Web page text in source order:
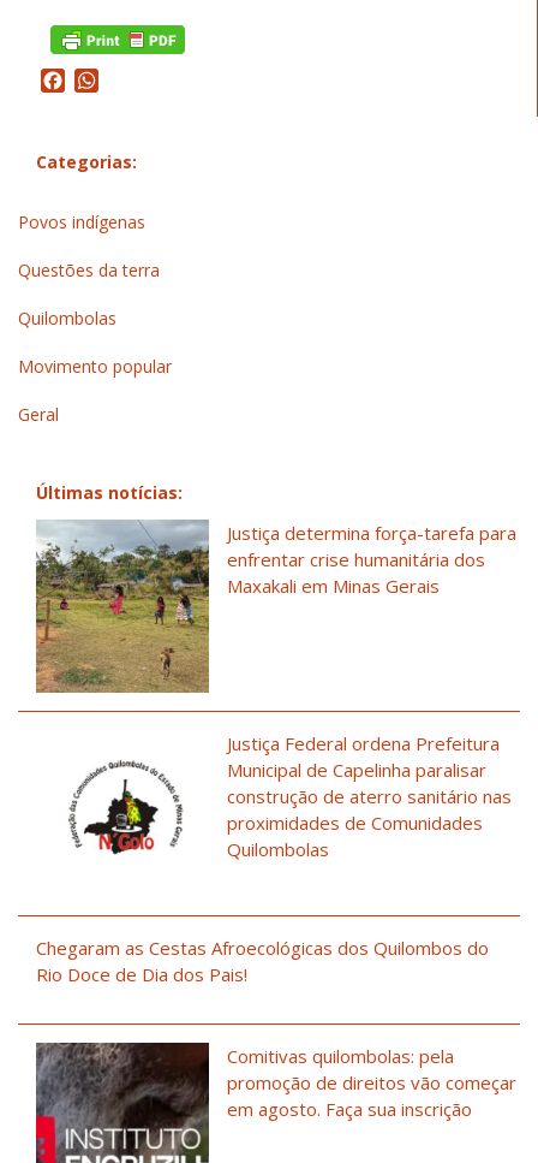
Facebook
Categorias:
Povos indígenas
Questões da terra
Quilombolas
Movimento popular
Geral
Últimas notícias:
Justiça determina força-tarefa para
enfrentar crise humanitária dos
Maxakali em Minas Gerais
Justiça Federal ordena Prefeitura
Municipal de Capelinha paralisar
construção de aterro sanitário nas
proximidades de Comunidades
Quilombolas
Chegaram as Cestas Afroecológicas dos Quilombos do
Rio Doce de Dia dos Pais!
Comitivas quilombolas: pela
promoção de direitos vão começar
em agosto. Faça sua inscrição